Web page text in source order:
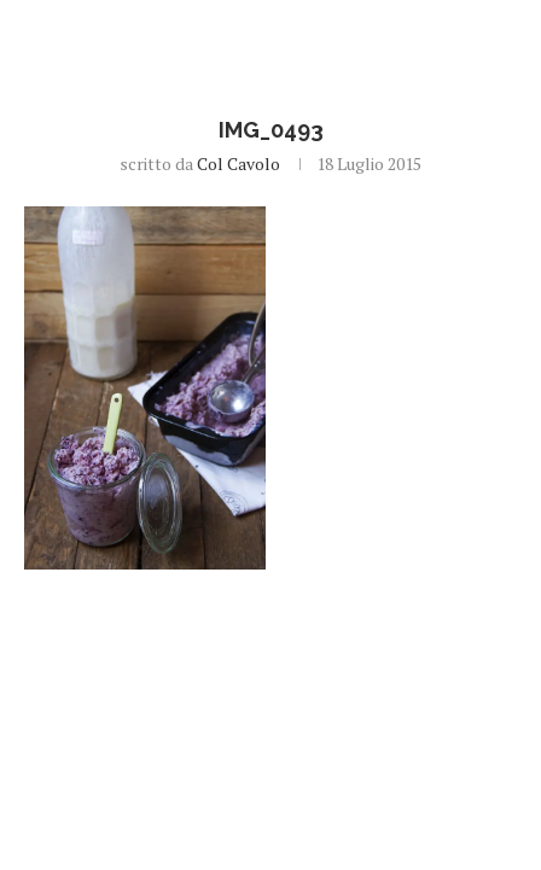
IMG_0493
scritto daCol Cavolo 18 Luglio 2015